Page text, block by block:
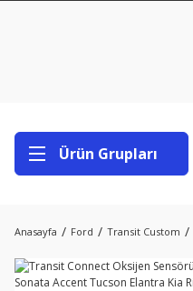
Ürün Grupları
Anasayfa Ford Transit Custom